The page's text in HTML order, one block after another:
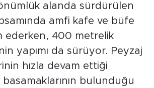
alanda sürdürülen
amfi kafe ve büfe
ederken, 400 metrelik
yapımı da sürüyor. Peyzaj
hızla devam ettiği
bulunduğu